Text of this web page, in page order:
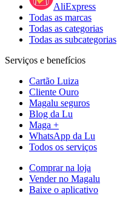
AliExpress
Todas as marcas
Todas as categorias
Todas as subcategorias
Serviços e benefícios
Cartão Luiza
Cliente Ouro
Magalu seguros
Blog da Lu
Maga +
WhatsApp da Lu
Todos os serviços
Comprar na loja
Vender no Magalu
Baixe o aplicativo